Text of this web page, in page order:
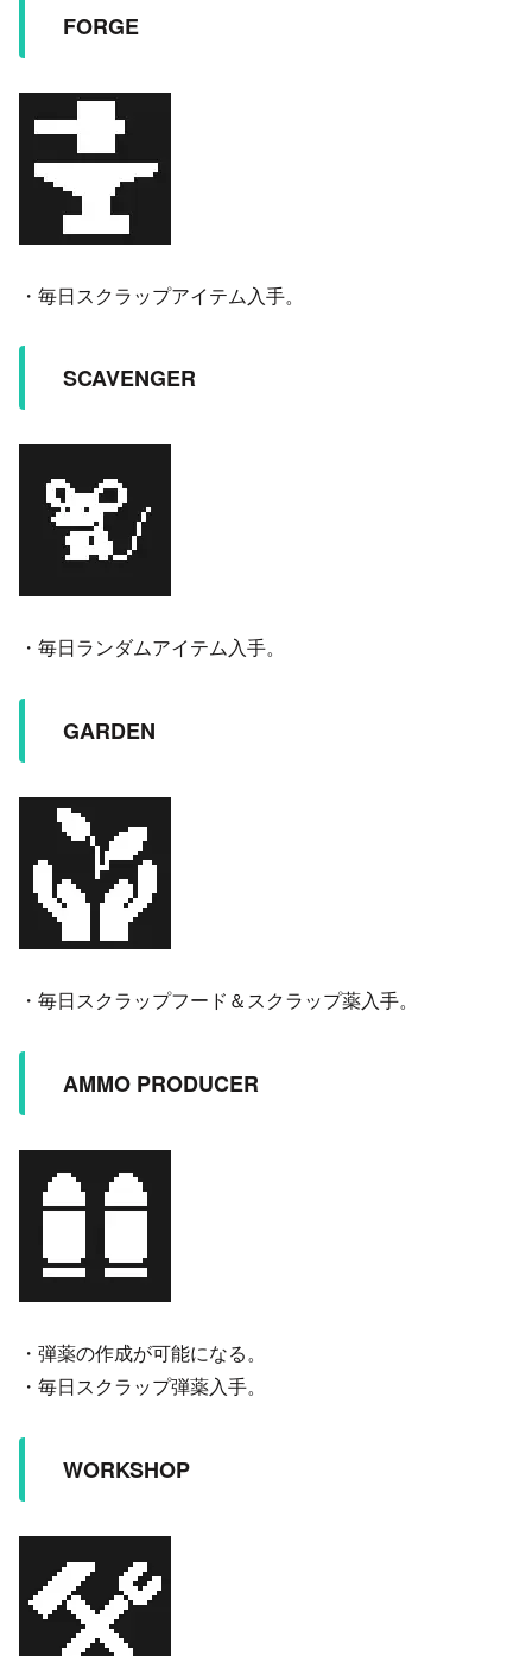
FORGE
・毎日スクラップアイテム入手。
SCAVENGER
・毎日ランダムアイテム入手。
GARDEN
・毎日スクラップフード＆スクラップ薬入手。
AMMO PRODUCER
・弾薬の作成が可能になる。
・毎日スクラップ弾薬入手。
WORKSHOP